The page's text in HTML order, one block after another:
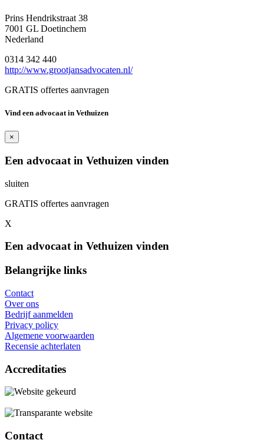
Prins Hendrikstraat 38
7001 GL Doetinchem
Nederland
0314 342 440
http://www.grootjansadvocaten.nl/
GRATIS offertes aanvragen
Vind een advocaat in Vethuizen
×
Een advocaat in Vethuizen vinden
sluiten
GRATIS offertes aanvragen
X
Een advocaat in Vethuizen vinden
Belangrijke links
Contact
Over ons
Bedrijf aanmelden
Privacy policy
Algemene voorwaarden
Recensie achterlaten
Accreditaties
Contact